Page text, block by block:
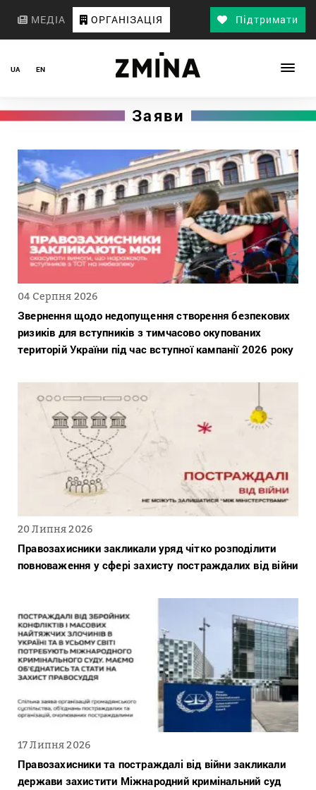
МЕДІА ОРГАНІЗАЦІЯ Підтримати
UA EN
Заяви
04 Серпня 2026
Звернення щодо недопущення створення безпекових
ризиків для вступників з тимчасово окупованих
територій України під час вступної кампанії 2026 року
20 Липня 2026
Правозахисники закликали уряд чітко розподілити
повноваження у сфері захисту постраждалих від війни
17 Липня 2026
Правозахисники та постраждалі від війни закликали
держави захистити Міжнародний кримінальний суд